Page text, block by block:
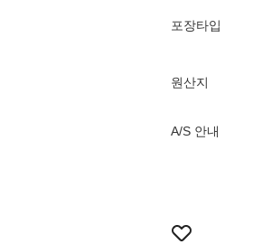
포장타입
원산지
A/S 안내